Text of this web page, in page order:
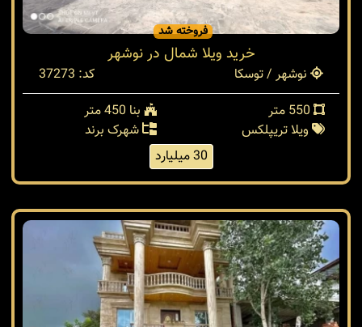
فروخته شد
خرید ویلا شمال در نوشهر
نوشهر / توسکا
کد: 37273
بنا 450 متر
ویلا تریپلکس
شهرک برند
30 میلیارد